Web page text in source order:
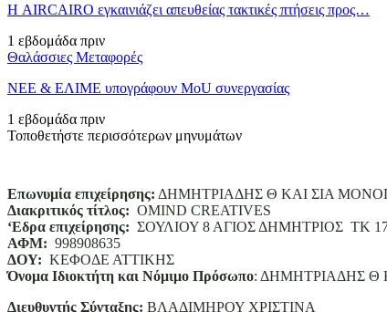
Η AIRCAIRO εγκαινιάζει απευθείας τακτικές πτήσεις προς…
1 εβδομάδα πριν
Θαλάσσιες Μεταφορές
ΝΕΕ & ΕΛΙΜΕ υπογράφουν MoU συνεργασίας
1 εβδομάδα πριν
Τοποθετήστε περισσότερων μηνυμάτων
Επωνυμία επιχείρησης: ΔΗΜΗΤΡΙΑΔΗΣ Θ ΚΑΙ ΣΙΑ
Διακριτικός τίτλος: ΟΜΙΝD CREATIVES
‘Eδρα επιχείρησης: ΣΟΥΛΙΟΥ 8 ΑΓΙΟΣ ΔΗΜΗΤΡΙΟΣ ΤΚ
ΑΦΜ: 998908635
ΔΟΥ: ΚΕΦΟΔΕ ΑΤΤΙΚΗΣ
Όνομα Ιδιοκτήτη και Νόμιμο Πρόσωπο: ΔΗΜΗΤΡΙΑΔΗΣ Θ
Διευθυντής Σύνταξης: ΒΛΑΔΙΜΗΡΟΥ ΧΡΙΣΤΙΝΑ